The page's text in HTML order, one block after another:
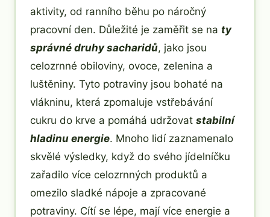
aktivity, od ranního běhu po náročný
pracovní den. Důležité je zaměřit se na ty
správné druhy sacharidů, jako jsou
celozrnné obiloviny, ovoce, zelenina a
luštěniny. Tyto potraviny jsou bohaté na
vlákninu, která zpomaluje vstřebávání
cukru do krve a pomáhá udržovat stabilní
hladinu energie. Mnoho lidí zaznamenalo
skvělé výsledky, když do svého jídelníčku
zařadilo více celozrnných produktů a
omezilo sladké nápoje a zpracované
potraviny. Cítí se lépe, mají více energie a